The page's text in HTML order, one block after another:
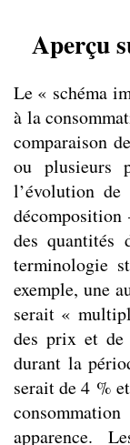
Aperçu
Le « schéma
à la
comparaison
ou plusieurs
l’évolution de
des
terminologie
exemple, une
serait «
des prix et
durant la
serait de 4 %
apparence.